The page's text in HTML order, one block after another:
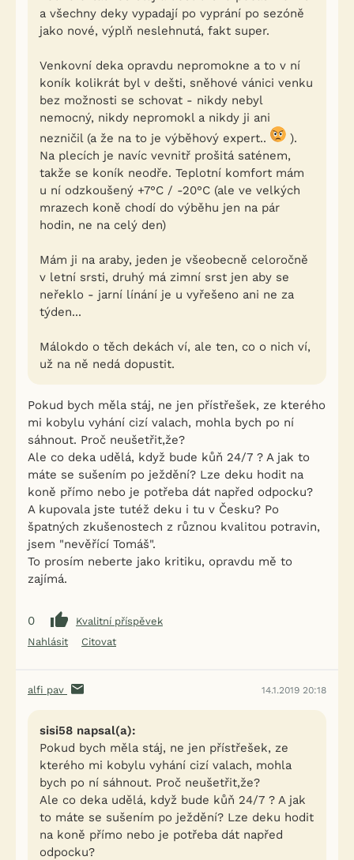
a všechny deky vypadají po vyprání po sezóně
jako nové, výplň neslehnutá, fakt super.
Venkovní deka opravdu nepromokne a to v ní
koník kolikrát byl v dešti, sněhové vánici venku
bez možnosti se schovat - nikdy nebyl
nemocný, nikdy nepromokl a nikdy ji ani
nezničil (a že na to je výběhový expert..
).
Na plecích je navíc vevnitř prošitá saténem,
takže se koník neodře. Teplotní komfort mám
u ní odzkoušený +7°C / -20°C (ale ve velkých
mrazech koně chodí do výběhu jen na pár
hodin, ne na celý den)
Mám ji na araby, jeden je všeobecně celoročně
v letní srsti, druhý má zimní srst jen aby se
neřeklo - jarní línání je u vyřešeno ani ne za
týden...
Málokdo o těch dekách ví, ale ten, co o nich ví,
už na ně nedá dopustit.
Pokud bych měla stáj, ne jen přístřešek, ze kterého
mi kobylu vyhání cizí valach, mohla bych po ní
sáhnout. Proč neušetřit,že?
Ale co deka udělá, když bude kůň 24/7 ? A jak to
máte se sušením po ježdění? Lze deku hodit na
koně přímo nebo je potřeba dát napřed odpocku?
A kupovala jste tutéž deku i tu v Česku? Po
špatných zkušenostech z různou kvalitou potravin,
jsem "nevěřící Tomáš".
To prosím neberte jako kritiku, opravdu mě to
zajímá.
0
Kvalitní příspěvek
Nahlásit
Citovat
alfi pav 14.1.2019 20:18
sisi58 napsal(a):
Pokud bych měla stáj, ne jen přístřešek, ze
kterého mi kobylu vyhání cizí valach, mohla
bych po ní sáhnout. Proč neušetřit,že?
Ale co deka udělá, když bude kůň 24/7 ? A jak
to máte se sušením po ježdění? Lze deku hodit
na koně přímo nebo je potřeba dát napřed
odpocku?